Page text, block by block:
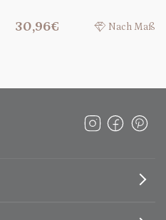
30,96€ Nach Maß